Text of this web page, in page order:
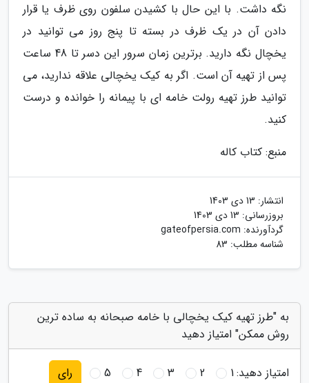
نگه داشت. با این حال با کشیدن سلفون روی ظرف یا قرار
دادن آن در یک ظرف در بسته تا پنج روز می توانید در
یخچال نگه دارید. برترین زمان سرور این دسر تا 48 ساعت
پس از تهیه آن است. اگر به کیک یخچالی علاقه ندارید، می
توانید طرز تهیه رولت خامه ای با پیمانه را خوانده و درست
کنید.
منبع: کتاب کاله
انتشار: 13 دی 1403
بروزرسانی: 13 دی 1403
گردآورنده: gateofpersia.com
شناسه مطلب: 83
به "طرز تهیه کیک یخچالی با خامه صبحانه به ساده ترین
روش ممکن" امتیاز دهید
امتیاز دهید:1
2
3
4
5 رای